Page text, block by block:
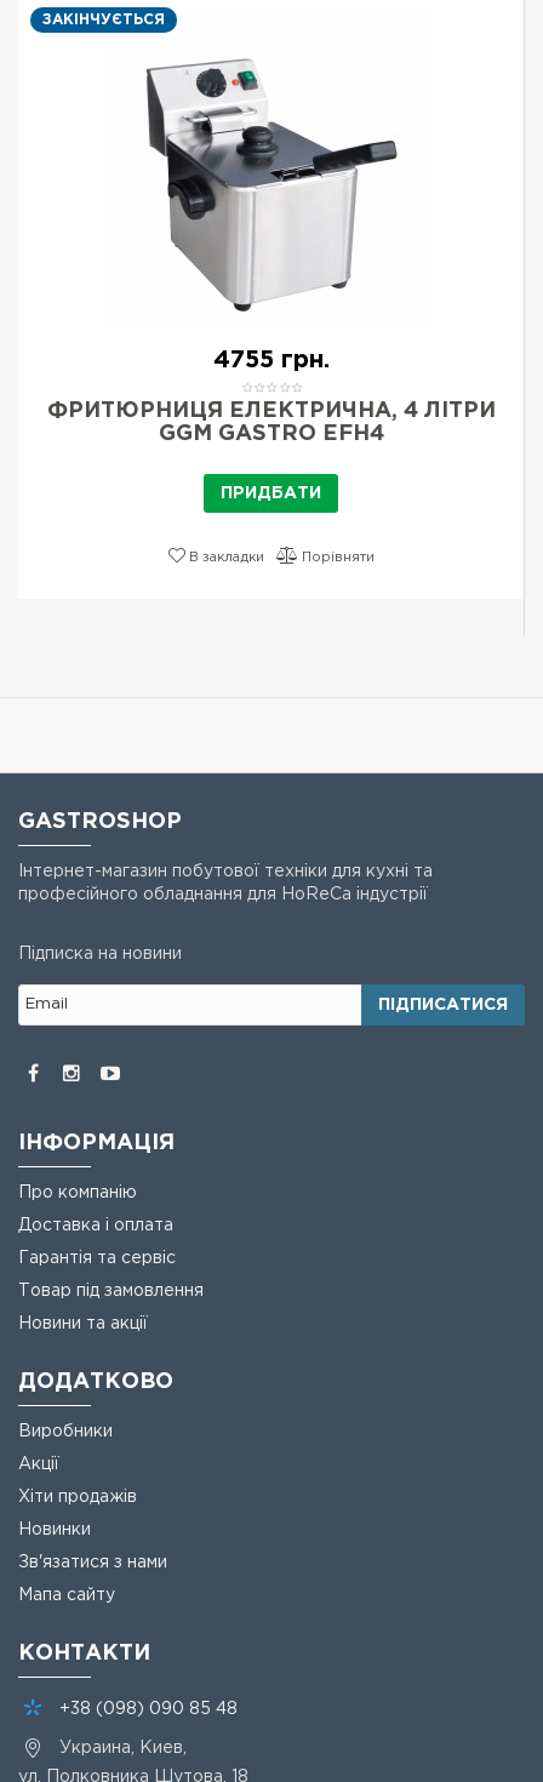
ЗАКІНЧУЄТЬСЯ
4755 грн.
ФРИТЮРНИЦЯ ЕЛЕКТРИЧНА, 4 ЛІТРИ
GGM GASTRO EFH4
ПРИДБАТИ
В закладки Порівняти
GASTROSHOP
Інтернет-магазин побутової техніки для кухні та
професійного обладнання для HoReCa індустрії
Підписка на новини
ПІДПИСАТИСЯ
ІНФОРМАЦІЯ
Про компанію
Доставка і оплата
Гарантія та сервіс
Товар під замовлення
Новини та акції
ДОДАТКОВО
Виробники
Акції
Хіти продажів
Новинки
Зв'язатися з нами
Мапа сайту
КОНТАКТИ
+38 (098) 090 85 48
Украина, Киев,
ул. Полковника Шутова, 18